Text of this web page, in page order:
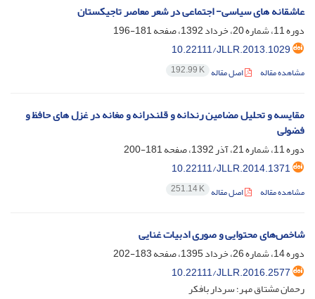
عاشقانه های سیاسی- اجتماعی در شعر معاصر تاجیکستان
دوره 11، شماره 20، خرداد 1392، صفحه
181-196
10.22111/JLLR.2013.1029
مشاهده مقاله اصل مقاله 192.99 K
مقایسه و تحلیل مضامین رندانه و قلندرانه و مغانه در غزل های حافظ و
فضولی
دوره 11، شماره 21، آذر 1392، صفحه
181-200
10.22111/JLLR.2014.1371
مشاهده مقاله اصل مقاله 251.14 K
شاخص‌های محتوایی و صوری ادبیات غنایی
دوره 14، شماره 26، خرداد 1395، صفحه
183-202
10.22111/JLLR.2016.2577
رحمان مشتاق مهر؛ سردار بافکر